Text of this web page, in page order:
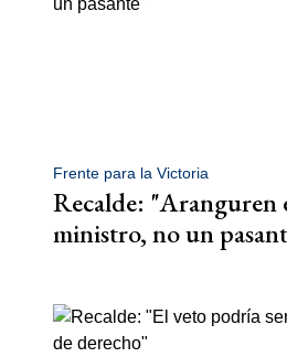
Frente para la Victoria
Recalde: "Aranguren
ministro, no un